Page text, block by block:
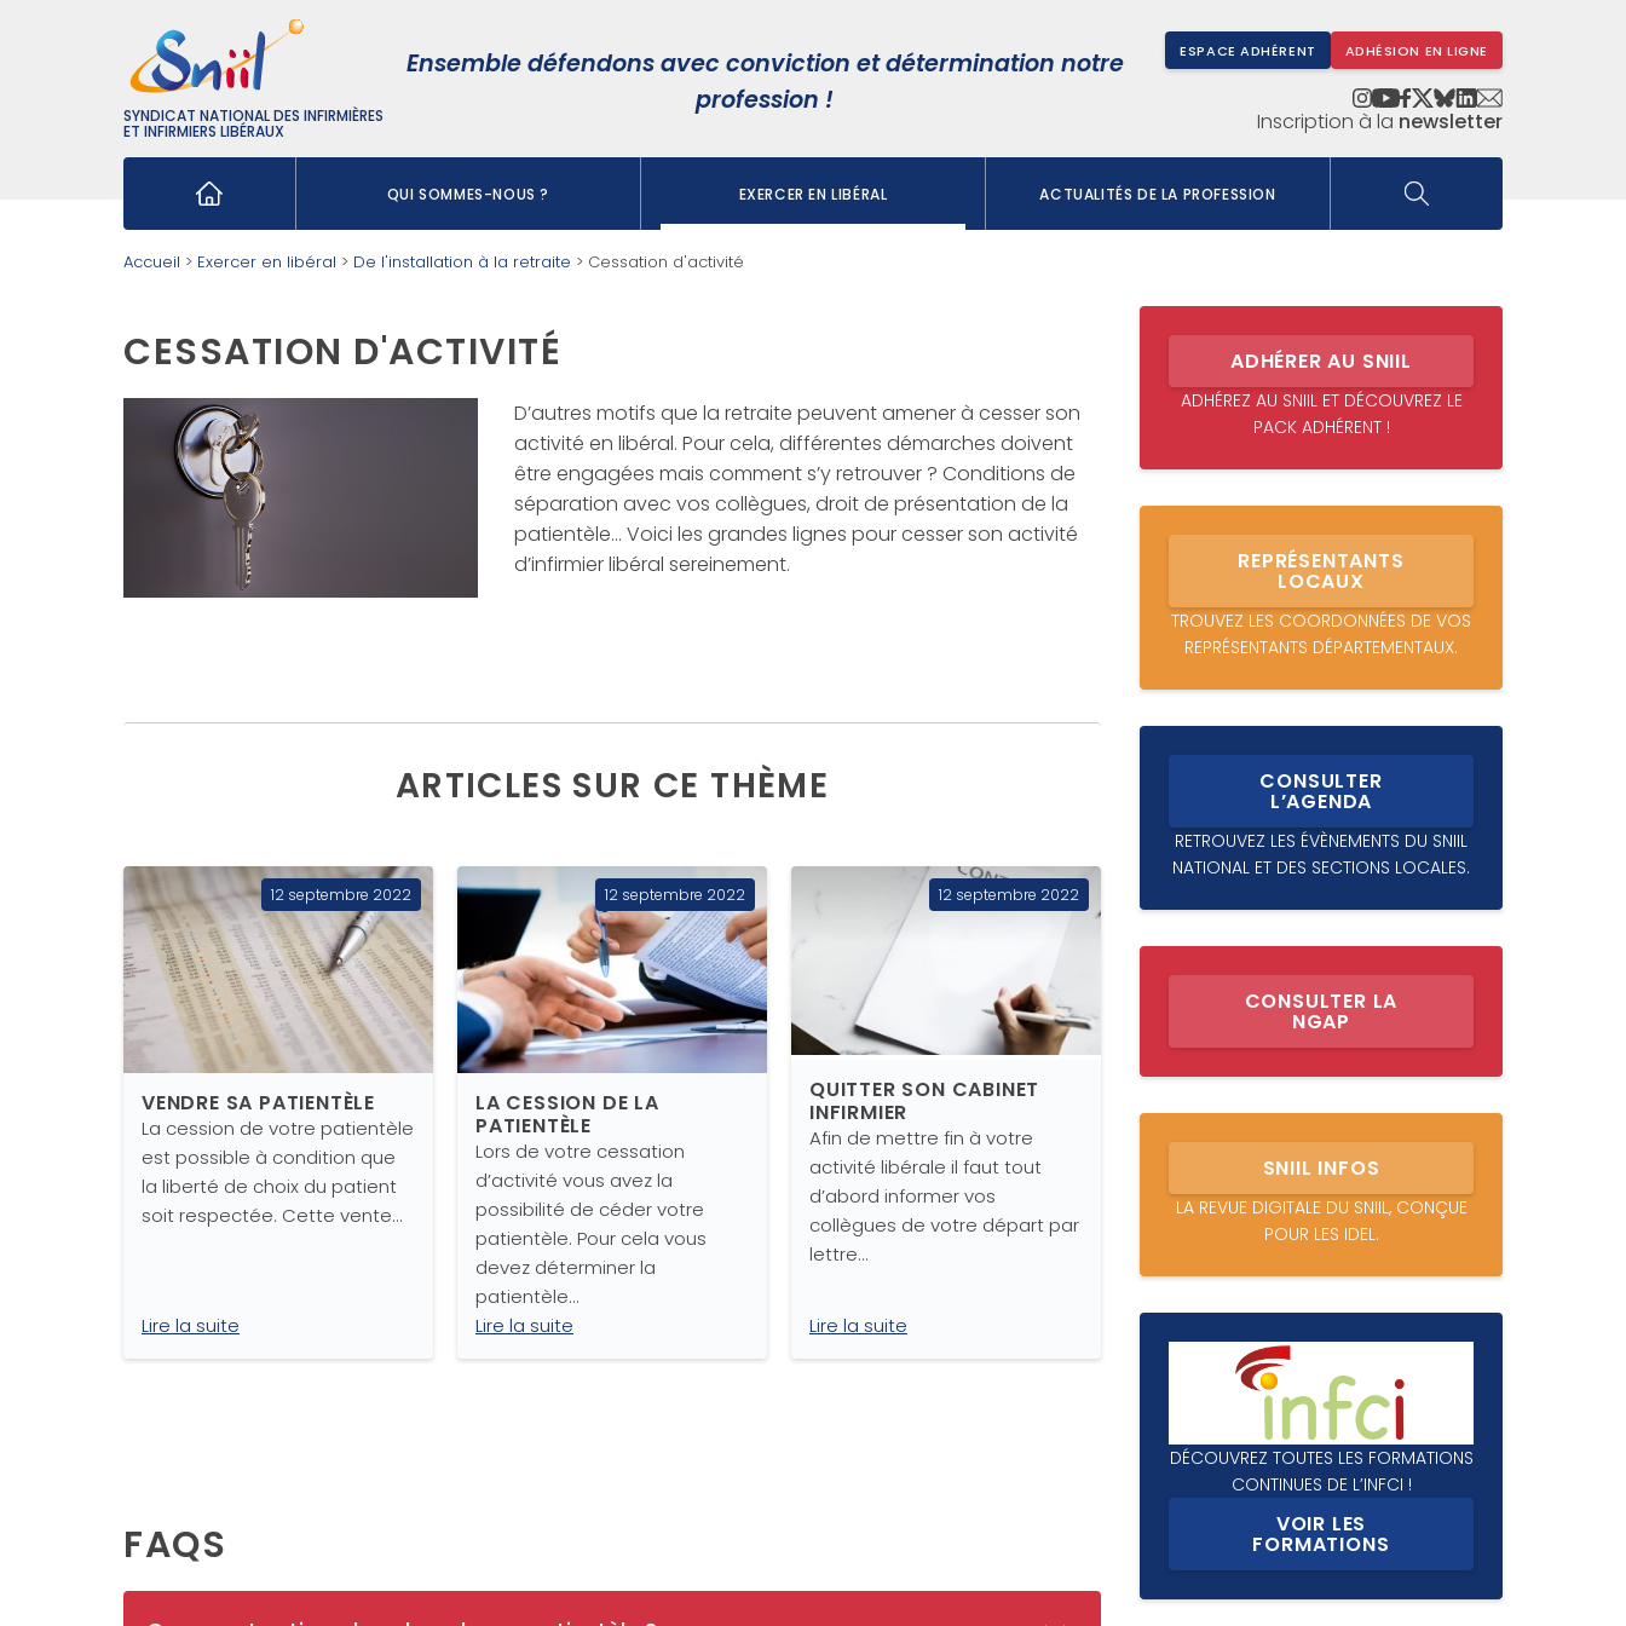
SYNDICAT NATIONAL DES INFIRMIÈRES
ET INFIRMIERS LIBÉRAUX
Ensemble défendons avec conviction et détermination notre
profession !
ESPACE ADHÉRENT ADHÉSION EN LIGNE
Inscription à la newsletter
QUI SOMMES-NOUS ? EXERCER EN LIBÉRAL ACTUALITÉS DE LA PROFESSION
Accueil > Exercer en libéral > De l'installation à la retraite > Cessation d'activité
CESSATION D'ACTIVITÉ
D’autres motifs que la retraite peuvent amener à cesser son
activité en libéral. Pour cela, différentes démarches doivent
être engagées mais comment s’y retrouver ? Conditions de
séparation avec vos collègues, droit de présentation de la
patientèle… Voici les grandes lignes pour cesser son activité
d’infirmier libéral sereinement.
ARTICLES SUR CE THÈME
12 septembre 2022
VENDRE SA PATIENTÈLE
La cession de votre patientèle
est possible à condition que
la liberté de choix du patient
soit respectée. Cette vente…
Lire la suite
12 septembre 2022
LA CESSION DE LA
PATIENTÈLE
Lors de votre cessation
d’activité vous avez la
possibilité de céder votre
patientèle. Pour cela vous
devez déterminer la
patientèle…
Lire la suite
12 septembre 2022
QUITTER SON CABINET
INFIRMIER
Afin de mettre fin à votre
activité libérale il faut tout
d’abord informer vos
collègues de votre départ par
lettre…
Lire la suite
FAQS
ADHÉRER AU SNIIL
ADHÉREZ AU SNIIL ET DÉCOUVREZ LE
PACK ADHÉRENT !
REPRÉSENTANTS
LOCAUX
TROUVEZ LES COORDONNÉES DE VOS
REPRÉSENTANTS DÉPARTEMENTAUX.
CONSULTER
L’AGENDA
RETROUVEZ LES ÉVÈNEMENTS DU SNIIL
NATIONAL ET DES SECTIONS LOCALES.
CONSULTER LA
NGAP
SNIIL INFOS
LA REVUE DIGITALE DU SNIIL, CONÇUE
POUR LES IDEL.
DÉCOUVREZ TOUTES LES FORMATIONS
CONTINUES DE L’INFCI !
VOIR LES
FORMATIONS